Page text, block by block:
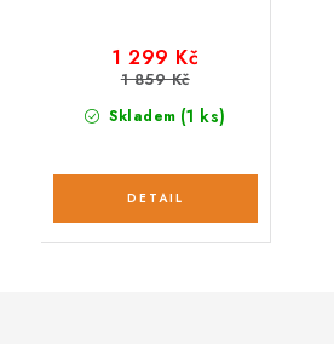
Skladem (1 ks)
1 299 Kč
1 859 Kč